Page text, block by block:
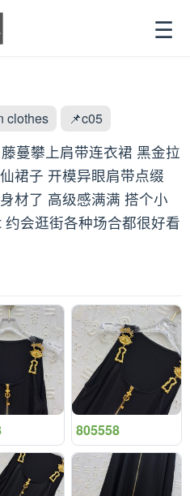
☰
clothes 📌c05
蔓攀上肩带连衣裙 黑金拉
裙子 开模异眼肩带点缀
材了 高级感满满 搭个小
会逛街各种场合都很好看
805558